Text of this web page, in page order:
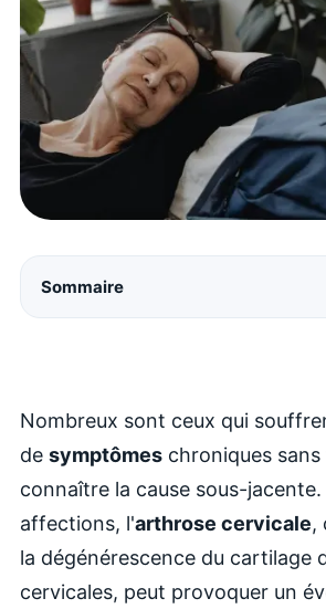
Sommaire
Nombreux sont ceux qui
de symptômes chroniques
connaître la cause sous-jacente.
affections, l'arthrose cervicale,
la dégénérescence du cartilage
cervicales, peut provoquer un